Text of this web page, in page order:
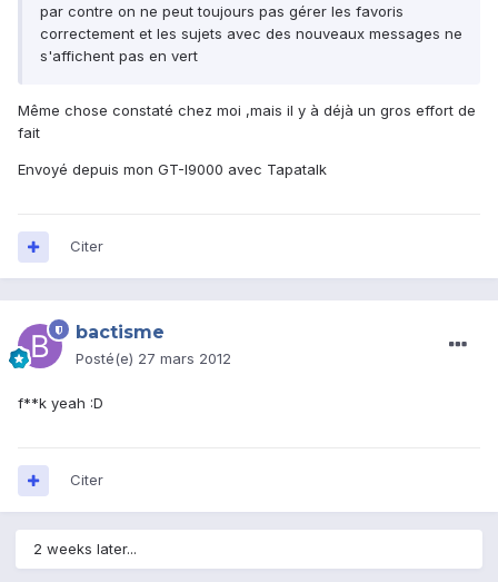
par contre on ne peut toujours pas gérer les favoris
correctement et les sujets avec des nouveaux messages ne
s'affichent pas en vert
Même chose constaté chez moi ,mais il y à déjà un gros effort de
fait
Envoyé depuis mon GT-I9000 avec Tapatalk
Citer
bactisme
Posté(e) 27 mars 2012
f**k yeah :D
Citer
2 weeks later...